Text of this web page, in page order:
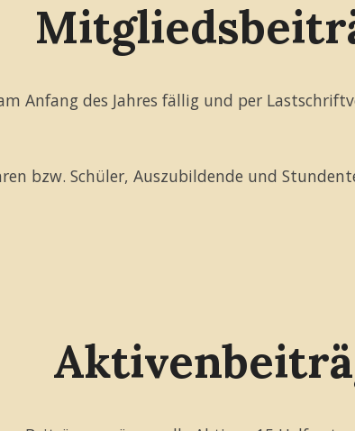
Anfang des Jahres fällig und per
bzw. Schüler, Auszubildende und